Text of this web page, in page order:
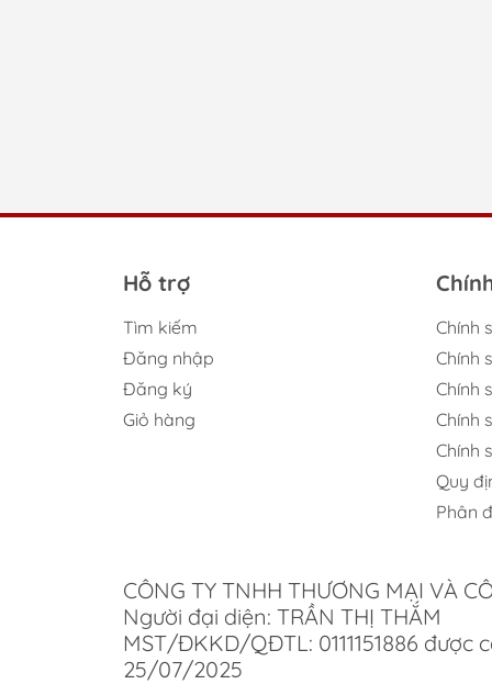
sâu
từng
Khi
hiệu
Hỗ trợ
Tìm kiếm
Đăng nhập
Đăng ký
Giỏ hàng
Chính
Chính
Chính
Chính
Chính
Quy
Phân
CÔNG TY TNHH THƯƠNG MẠI VÀ
Người đại diện: TRẦN THỊ THẮM
MST/ĐKKD/QĐTL: 0111151886 được
25/07/2025